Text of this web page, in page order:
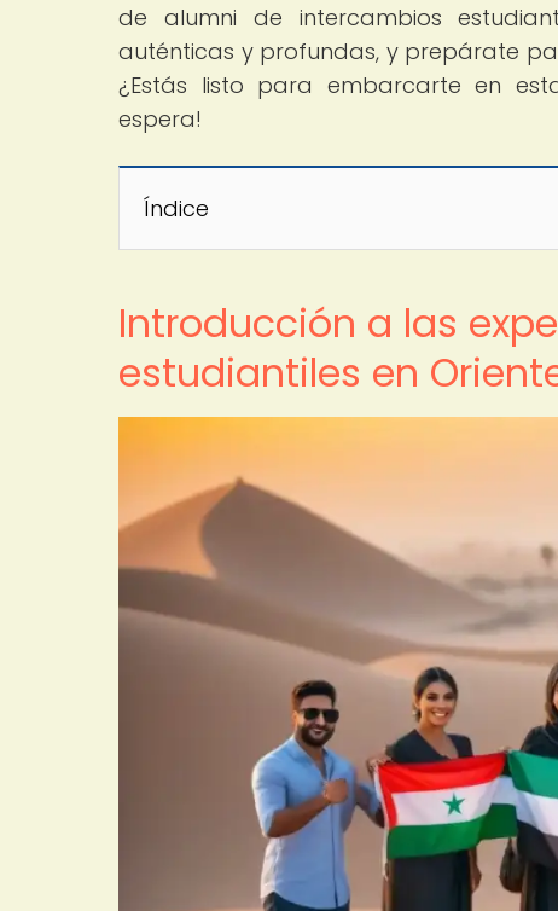
de alumni de intercambios
auténticas y profundas, y prepárate
¿Estás listo para embarcarte en
espera!
Índice
Introducción a las
estudiantiles en